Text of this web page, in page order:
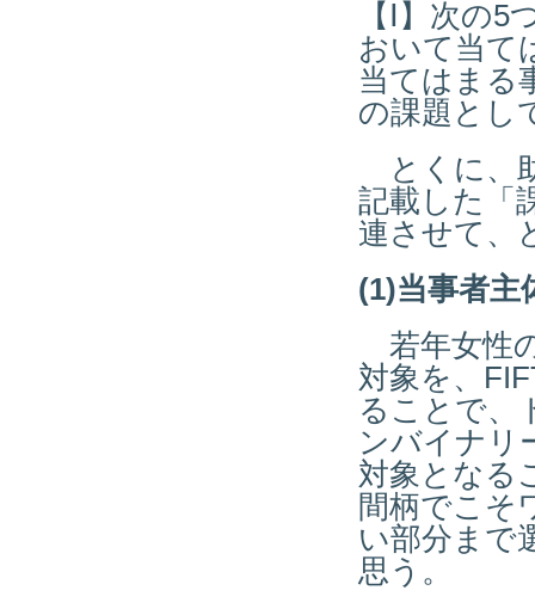
【Ⅰ】次の
おいて当て
当てはまる
の課題とし
とくに、
記載した「
連させて、
(1)当事者主
若年女性
対象を、
ることで、
ンバイナリ
対象となる
間柄でこそ
い部分まで
思う。